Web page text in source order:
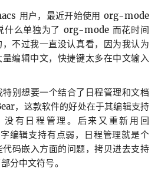
用户，最近开始使用 org-mode
什么单独为了 org-mode 而花时间
不过我一直没认真看，因为我认为
编辑中文，快捷键太多在中文输入
别想要一个结合了日程管理和文档
，这款软件的好处在于其编辑支持
有日程管理。后来又重新用回
编辑支持有点弱，日程管理就是个
码嵌入方面的问题，拷贝进去支持
分中文符号。